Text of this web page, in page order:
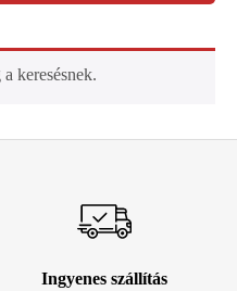
keresésnek.
Ingyenes szállítás